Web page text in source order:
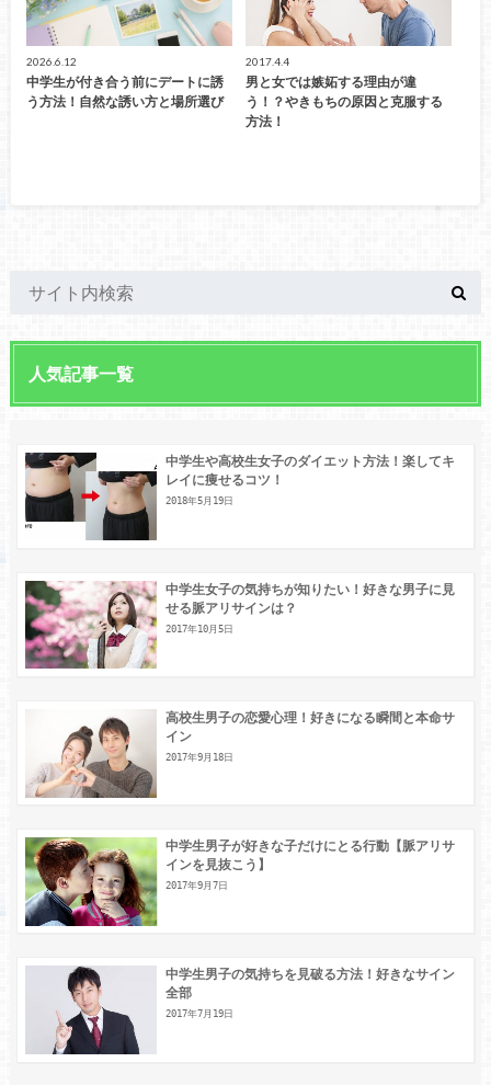
2026.6.12
中学生が付き合う前にデートに誘
う方法！自然な誘い方と場所選び
2017.4.4
男と女では嫉妬する理由が違
う！？やきもちの原因と克服する
方法！
人気記事一覧
中学生や高校生女子のダイエット方法！楽してキ
レイに痩せるコツ！
2018年5月19日
中学生女子の気持ちが知りたい！好きな男子に見
せる脈アリサインは？
2017年10月5日
高校生男子の恋愛心理！好きになる瞬間と本命サ
イン
2017年9月18日
中学生男子が好きな子だけにとる行動【脈アリサ
インを見抜こう】
2017年9月7日
中学生男子の気持ちを見破る方法！好きなサイン
全部
2017年7月19日